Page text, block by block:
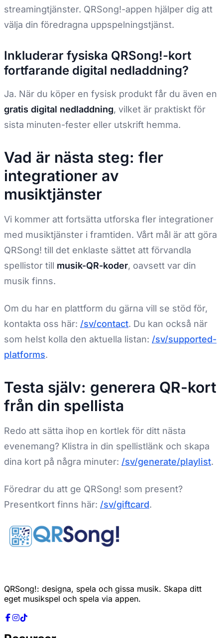
streamingtjänster. QRSong!-appen hjälper dig att
välja din föredragna uppspelningstjänst.
Inkluderar fysiska QRSong!-kort
fortfarande digital nedladdning?
Ja. När du köper en fysisk produkt får du även en
gratis digital nedladdning, vilket är praktiskt för
sista minuten-fester eller utskrift hemma.
Vad är nästa steg: fler
integrationer av
musiktjänster
Vi kommer att fortsätta utforska fler integrationer
med musiktjänster i framtiden. Vårt mål är att göra
QRSong! till det enklaste sättet att förvandla
spellistor till musik-QR-koder, oavsett var din
musik finns.
Om du har en plattform du gärna vill se stöd för,
kontakta oss här: /sv/contact. Du kan också när
som helst kolla den aktuella listan: /sv/supported-
platforms.
Testa själv: generera QR-kort
från din spellista
Redo att sätta ihop en kortlek för ditt nästa
evenemang? Klistra in din spellistlänk och skapa
dina kort på några minuter: /sv/generate/playlist.
Föredrar du att ge QRSong! som present?
Presentkort finns här: /sv/giftcard.
QRSong!: designa, spela och gissa musik. Skapa ditt
eget musikspel och spela via appen.